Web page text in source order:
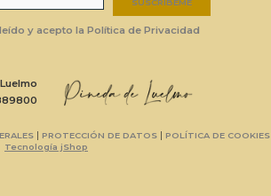
SUSCRÍBEME
y acepto la Política de Privacidad
| PROTECCIÓN DE DATOS| POLÍTICA DE COOKIES
Tecnología jShop